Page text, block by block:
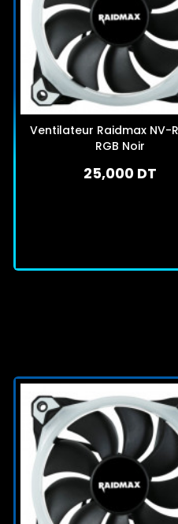
Ventilateur Raidmax NV-
RGB Noir
25,000 DT